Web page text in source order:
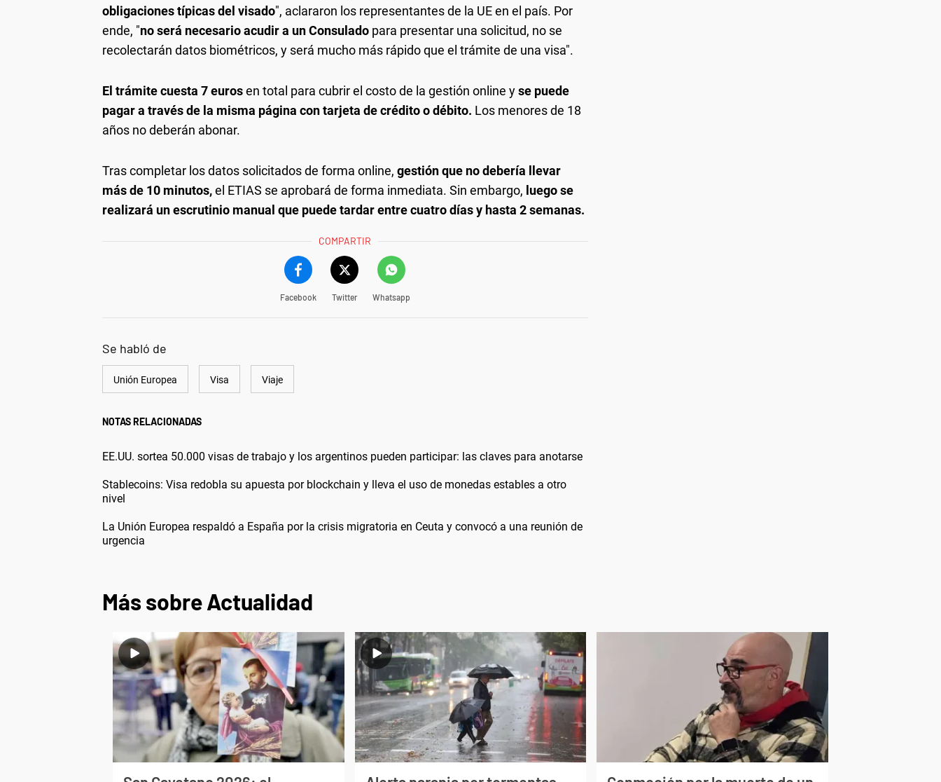
obligaciones típicas del visado", aclararon los representantes de la UE en el país. Por
ende, "no será necesario acudir a un Consulado para presentar una solicitud, no se
recolectarán datos biométricos, y será mucho más rápido que el trámite de una visa".
El trámite cuesta 7 eurosen total para cubrir el costo de la gestión online yse puede
pagar a través de la misma página con tarjeta de crédito o débito. Los menores de 18
años no deberán abonar.
Tras completar los datos solicitados de forma online, gestión que no debería llevar
más de 10 minutos,el ETIAS se aprobará de forma inmediata. Sin embargo, luego se
realizará un escrutinio manual que puede tardar entre cuatro días y hasta 2 semanas.
COMPARTIR
Facebook Twitter Whatsapp
Se habló de
Unión Europea Visa Viaje
NOTAS RELACIONADAS
EE.UU. sortea 50.000 visas de trabajo y los argentinos pueden participar: las claves para anotarse
Stablecoins: Visa redobla su apuesta por blockchain y lleva el uso de monedas estables a otro
nivel
La Unión Europea respaldó a España por la crisis migratoria en Ceuta y convocó a una reunión de
urgencia
Más sobre Actualidad